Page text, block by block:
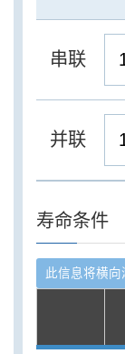
串联
并联
寿命条件